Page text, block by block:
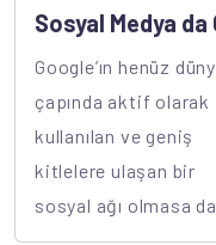
Sosyal Medya
Google’ın henüz
çapında aktif olarak
kullanılan ve geniş
kitlelere ulaşan bir
sosyal ağı olmasa